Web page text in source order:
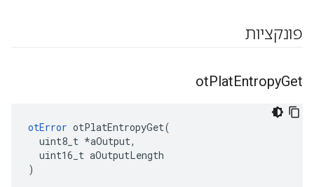
פונקציות
otPlatEntropyGet
otError otPlatEntropyGet(
uint8_t *aOutput,
uint16_t aOutputLength
)